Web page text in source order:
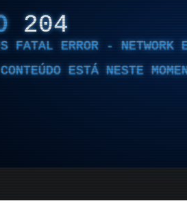
204
FATAL ERROR - NETWORK
ESTÁ NESTE